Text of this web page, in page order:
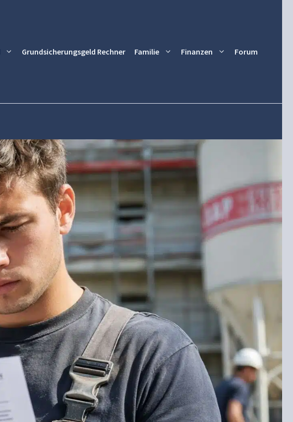
Grundsicherungsgeld Rechner Familie Finanzen Forum